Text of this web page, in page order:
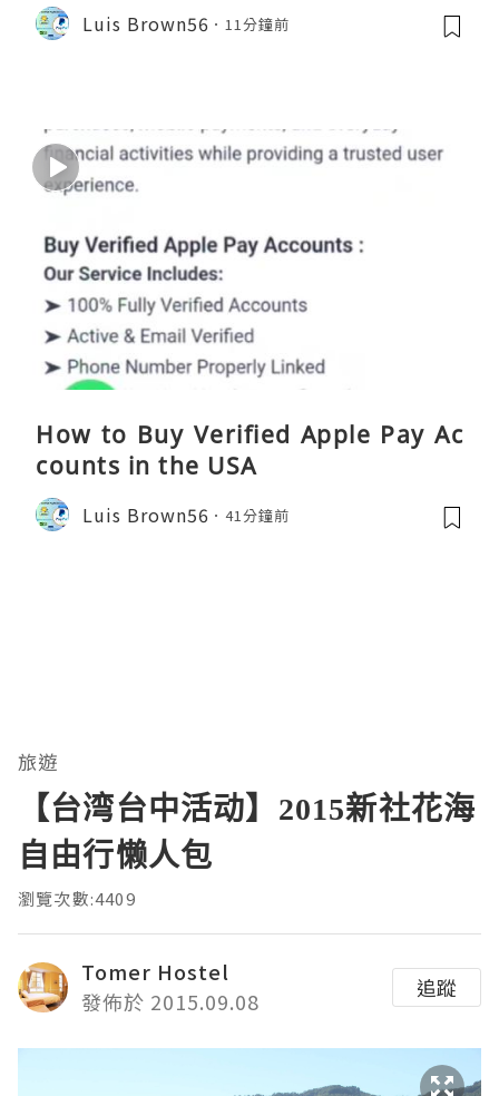
Luis Brown56 11分鐘前
How to Buy Verified Apple Pay Ac
counts in the USA
Luis Brown56 41分鐘前
旅遊
【台湾台中活动】2015新社花海
自由行懒人包
瀏覽次數:4409
Tomer Hostel
發佈於 2015.09.08
追蹤